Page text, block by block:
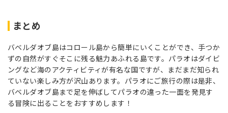
まとめ
バベルダオブ島はコロール島から簡単にいくことができ、手つか
ずの自然がすぐそこに残る魅力あふれる島です。パラオはダイビ
ングなど海のアクティビティが有名な国ですが、まだまだ知られ
ていない楽しみ方が沢山あります。パラオにご旅行の際は是非、
バベルダオブ島まで足を伸ばしてパラオの違った一面を発見す
る冒険に出ることをおすすめします！